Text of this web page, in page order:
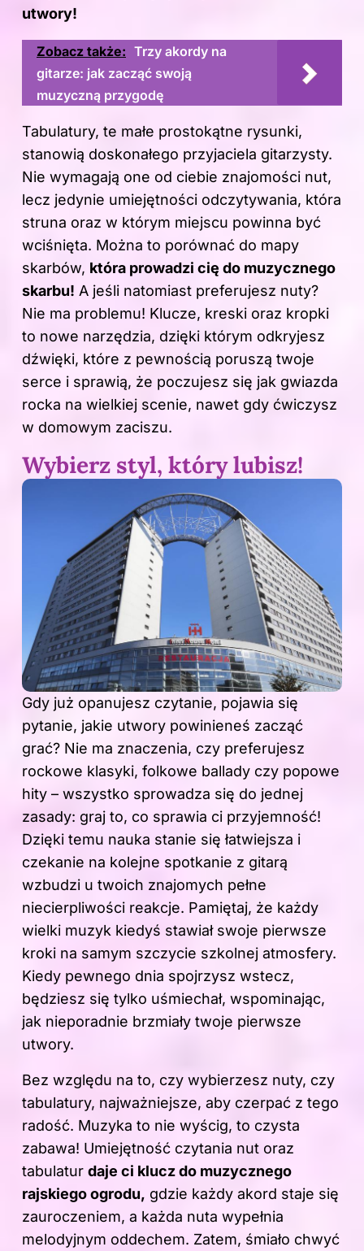
utwory!
Zobacz także: Trzy akordy na
gitarze: jak zacząć swoją
muzyczną przygodę
Tabulatury, te małe prostokątne rysunki,
stanowią doskonałego przyjaciela gitarzysty.
Nie wymagają one od ciebie znajomości nut,
lecz jedynie umiejętności odczytywania, która
struna oraz w którym miejscu powinna być
wciśnięta. Można to porównać do mapy
skarbów, która prowadzi cię do muzycznego
skarbu! A jeśli natomiast preferujesz nuty?
Nie ma problemu! Klucze, kreski oraz kropki
to nowe narzędzia, dzięki którym odkryjesz
dźwięki, które z pewnością poruszą twoje
serce i sprawią, że poczujesz się jak gwiazda
rocka na wielkiej scenie, nawet gdy ćwiczysz
w domowym zaciszu.
Wybierz styl, który lubisz!
Gdy już opanujesz czytanie, pojawia się
pytanie, jakie utwory powinieneś zacząć
grać? Nie ma znaczenia, czy preferujesz
rockowe klasyki, folkowe ballady czy popowe
hity – wszystko sprowadza się do jednej
zasady: graj to, co sprawia ci przyjemność!
Dzięki temu nauka stanie się łatwiejsza i
czekanie na kolejne spotkanie z gitarą
wzbudzi u twoich znajomych pełne
niecierpliwości reakcje. Pamiętaj, że każdy
wielki muzyk kiedyś stawiał swoje pierwsze
kroki na samym szczycie szkolnej atmosfery.
Kiedy pewnego dnia spojrzysz wstecz,
będziesz się tylko uśmiechał, wspominając,
jak nieporadnie brzmiały twoje pierwsze
utwory.
Bez względu na to, czy wybierzesz nuty, czy
tabulatury, najważniejsze, aby czerpać z tego
radość. Muzyka to nie wyścig, to czysta
zabawa! Umiejętność czytania nut oraz
tabulatur daje ci klucz do muzycznego
rajskiego ogrodu, gdzie każdy akord staje się
zauroczeniem, a każda nuta wypełnia
melodyjnym oddechem. Zatem, śmiało chwyć